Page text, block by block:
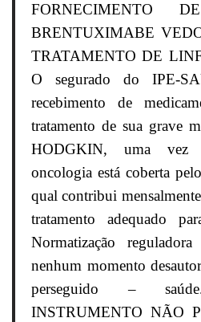
FORNECIMENTO
BRENTUXIMABE
TRATAMENTO DE
O segurado do IPE-
recebimento de
tratamento de sua grave
HODGKIN, uma vez
oncologia está coberta
qual contribui
tratamento adequado
Normatização
nenhum momento
perseguido –
INSTRUMENTO NÃO